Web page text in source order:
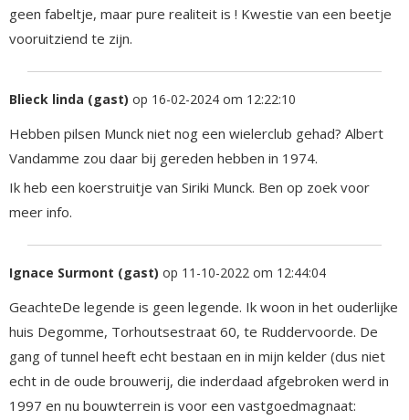
geen fabeltje, maar pure realiteit is ! Kwestie van een beetje
vooruitziend te zijn.
Blieck linda (gast) op 16-02-2024 om 12:22:10
Hebben pilsen Munck niet nog een wielerclub gehad? Albert
Vandamme zou daar bij gereden hebben in 1974.
Ik heb een koerstruitje van Siriki Munck. Ben op zoek voor
meer info.
Ignace Surmont (gast) op 11-10-2022 om 12:44:04
GeachteDe legende is geen legende. Ik woon in het ouderlijke
huis Degomme, Torhoutsestraat 60, te Ruddervoorde. De
gang of tunnel heeft echt bestaan en in mijn kelder (dus niet
echt in de oude brouwerij, die inderdaad afgebroken werd in
1997 en nu bouwterrein is voor een vastgoedmagnaat: